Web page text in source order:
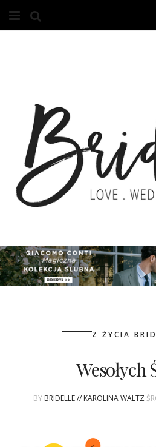
O NAS
KONTAKT
REKLAMA
ADVERTISING
ZGŁOSZENIA
KSIĄŻKI BRIDELLE
Z ŻYCIA
Wesołych
BY BRIDELLE // KAROLINA WALTZ